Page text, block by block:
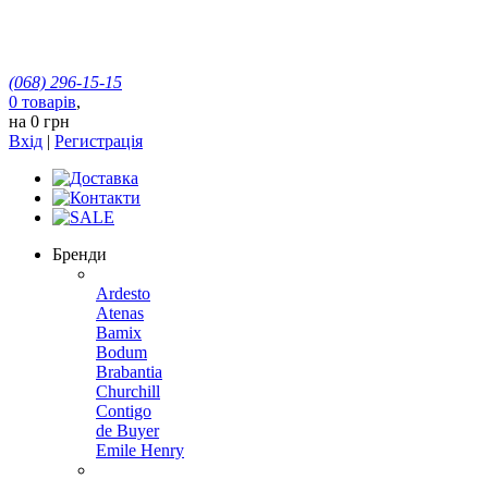
(068) 296-15-15
0 товарів,
на 0 грн
Вхід | Регистрація
Бренди
Ardesto
Atenas
Bamix
Bodum
Brabantia
Churchill
Contigo
de Buyer
Emile Henry